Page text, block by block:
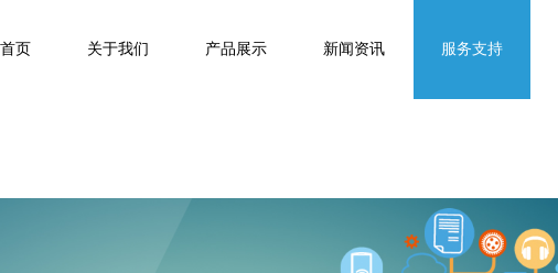
页 关于我们 产品展示 新闻资讯 服务支持